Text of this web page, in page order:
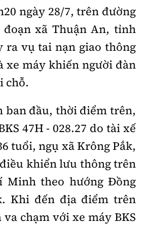
Xây dựng
BVHTTDL, cấp ngày 1/4/2025.
Công Hoan, phường Giảng Võ,
ngày 28/7, trên đường
xã Thuận An, tỉnh
ra vụ tai nạn giao thông
xe máy khiến người đàn
chỗ.
ban đầu, thời điểm trên,
47H - 028.27 do tài xế
tuổi, ngụ xã Krông Pắk,
khiển lưu thông trên
Minh theo hướng Đồng
Khi đến địa điểm trên
chạm với xe máy BKS